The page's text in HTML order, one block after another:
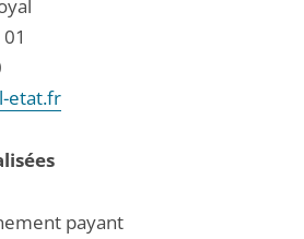
etat.fr
payant